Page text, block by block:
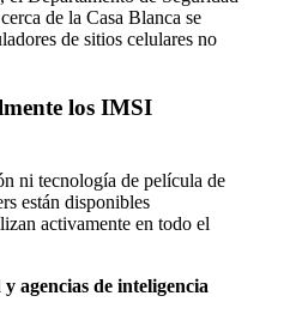
de la Casa Blanca se
de sitios celulares no
los IMSI
ni tecnología de película de
están disponibles
activamente en todo el
agencias de inteligencia